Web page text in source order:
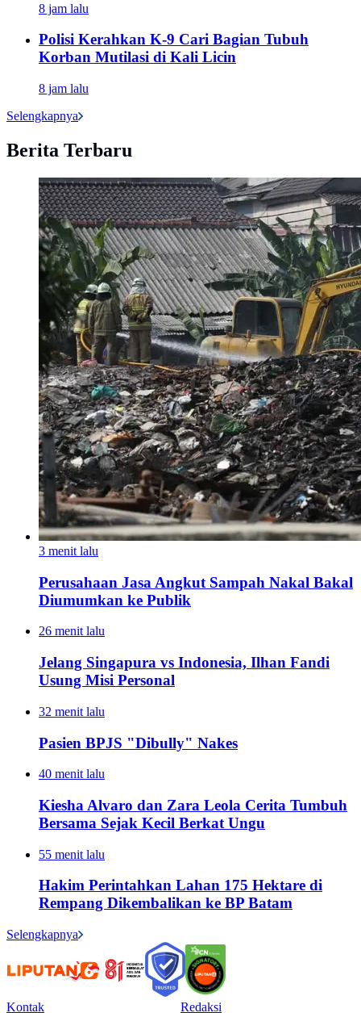
8 jam lalu
Polisi Kerahkan K-9 Cari Bagian Tubuh
Korban Mutilasi di Kali Licin
8 jam lalu
Selengkapnya
Berita Terbaru
3 menit lalu
Perusahaan Jasa Angkut Sampah Nakal Bakal
Diumumkan ke Publik
26 menit lalu
Jelang Singapura vs Indonesia, Ilhan Fandi
Usung Misi Personal
32 menit lalu
Pasien BPJS "Dibully" Nakes
40 menit lalu
Kiesha Alvaro dan Zara Leola Cerita Tumbuh
Bersama Sejak Kecil Berkat Ungu
55 menit lalu
Hakim Perintahkan Lahan 175 Hektare di
Rempang Dikembalikan ke BP Batam
Selengkapnya
Kontak Redaksi